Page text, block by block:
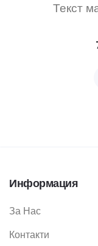
Текст
Информация
За Нас
Контакти